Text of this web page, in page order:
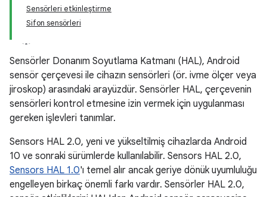
Sensörleri etkinleştirme
Sifon sensörleri
Sensörler Donanım Soyutlama Katmanı (HAL), Android
sensör çerçevesi ile cihazın sensörleri (ör. ivme ölçer veya
jiroskop) arasındaki arayüzdür. Sensörler HAL, çerçevenin
sensörleri kontrol etmesine izin vermek için uygulanması
gereken işlevleri tanımlar.
Sensors HAL 2.0, yeni ve yükseltilmiş cihazlarda Android
10 ve sonraki sürümlerde kullanılabilir. Sensors HAL 2.0,
Sensors HAL 1.0'ı temel alır ancak geriye dönük uyumluluğu
engelleyen birkaç önemli farkı vardır. Sensörler HAL 2.0,